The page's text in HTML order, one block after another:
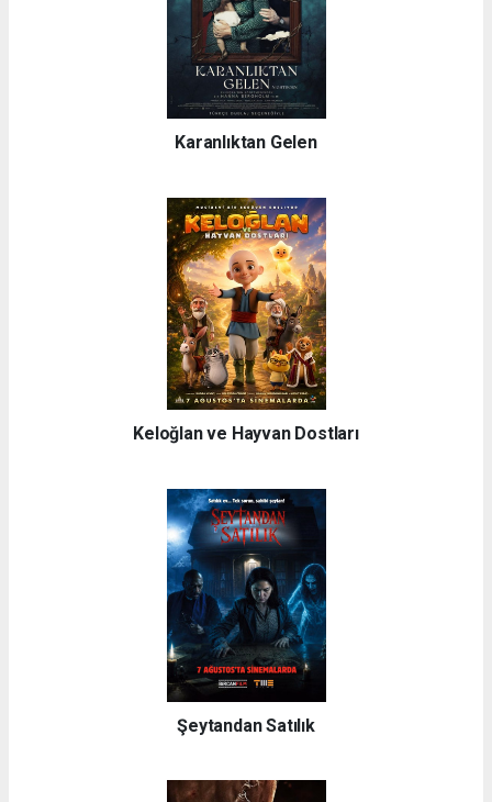
Karanlıktan Gelen
Keloğlan ve Hayvan Dostları
Şeytandan Satılık